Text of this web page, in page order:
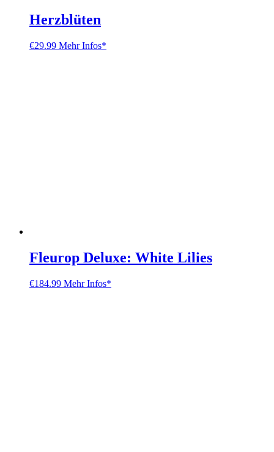
Herzblüten
€29.99 Mehr Infos*
Fleurop Deluxe: White Lilies
€184.99 Mehr Infos*